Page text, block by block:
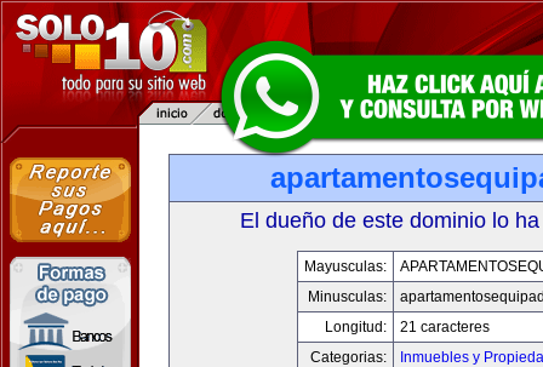
El dueño de este dominio lo
Mayusculas:
Minusculas:
Longitud:
21 caracteres
Categorias:
Inmuebles y